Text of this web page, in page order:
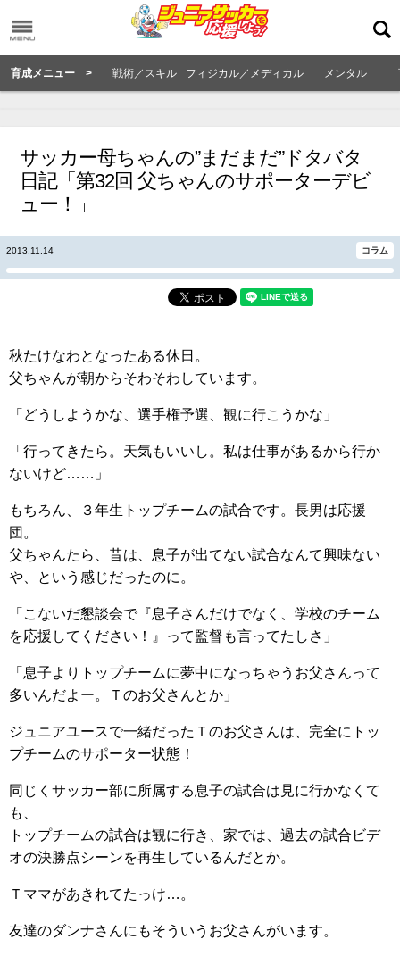
育成メニュー > 戦術／スキル フィジカル／メディカル メンタル
サッカー母ちゃんの”まだまだ”ドタバタ
日記「第32回 父ちゃんのサポーターデビ
ュー！」
2013.11.14 コラム
秋たけなわとなったある休日。
父ちゃんが朝からそわそわしています。
「どうしようかな、選手権予選、観に行こうかな」
「行ってきたら。天気もいいし。私は仕事があるから行か
ないけど……」
もちろん、３年生トップチームの試合です。長男は応援
団。
父ちゃんたら、昔は、息子が出てない試合なんて興味ない
や、という感じだったのに。
「こないだ懇談会で『息子さんだけでなく、学校のチーム
を応援してください！』って監督も言ってたしさ」
「息子よりトップチームに夢中になっちゃうお父さんって
多いんだよー。Ｔのお父さんとか」
ジュニアユースで一緒だったＴのお父さんは、完全にトッ
プチームのサポーター状態！
同じくサッカー部に所属する息子の試合は見に行かなくて
も、
トップチームの試合は観に行き、家では、過去の試合ビデ
オの決勝点シーンを再生しているんだとか。
Ｔママがあきれてたっけ…。
友達のダンナさんにもそういうお父さんがいます。